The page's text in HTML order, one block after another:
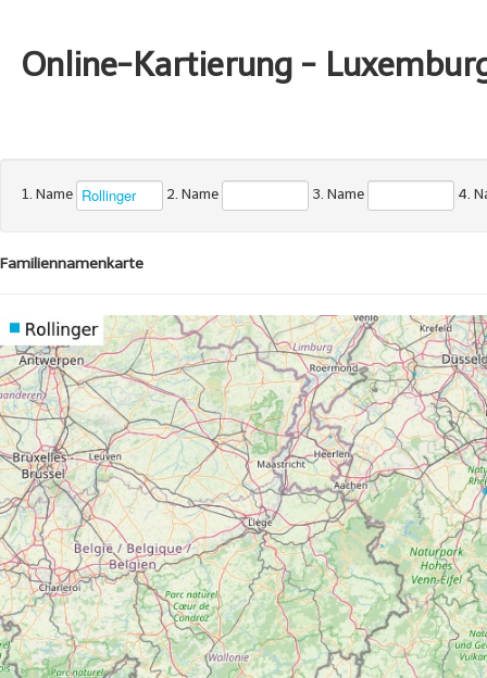
Online-Kartierung -
1. Name 2. Name 3. Name 4.
Familiennamenkarte